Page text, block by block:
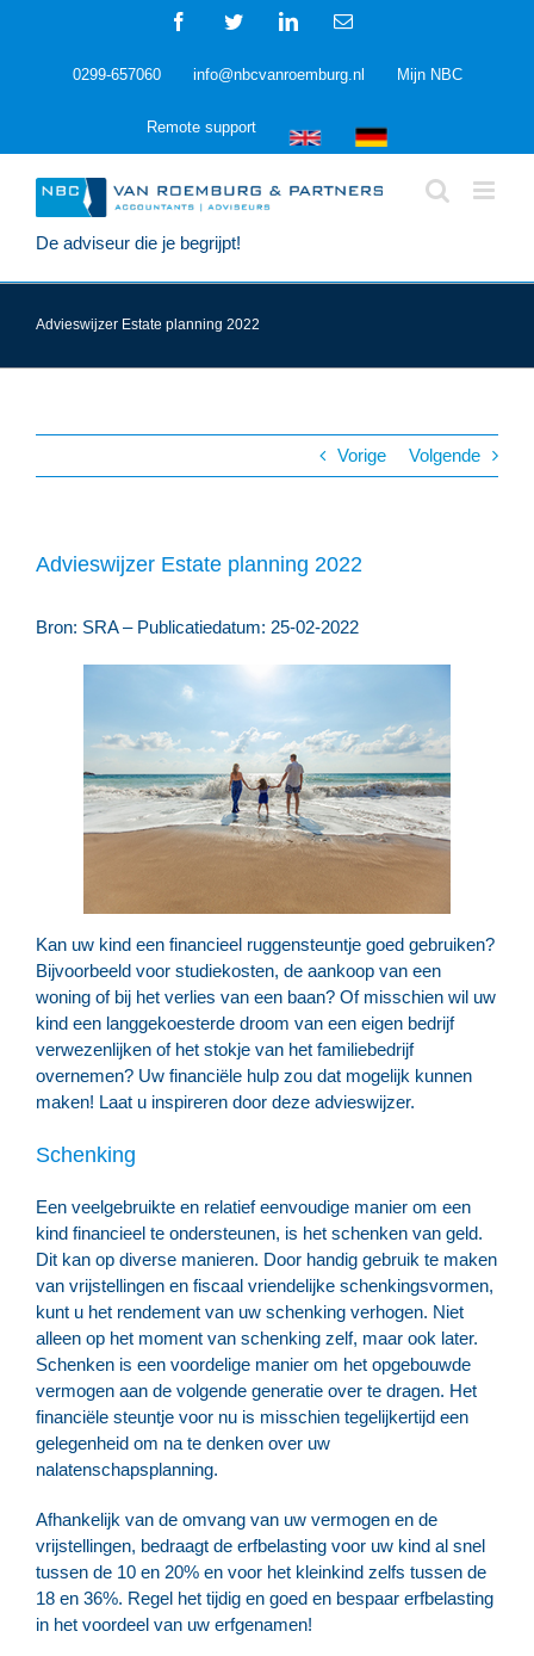
FacebookTwitterLinkedInE-
0299-657060 info@nbcvanroemburg.nl Mijn NBC
Remote support
De adviseur die je begrijpt!
Advieswijzer Estate planning 2022
Vorige Volgende
Advieswijzer Estate planning 2022
Bron: SRA – Publicatiedatum: 25-02-2022
Kan uw kind een financieel ruggensteuntje goed gebruiken?
Bijvoorbeeld voor studiekosten, de aankoop van een
woning of bij het verlies van een baan? Of misschien wil uw
kind een langgekoesterde droom van een eigen bedrijf
verwezenlijken of het stokje van het familiebedrijf
overnemen? Uw financiële hulp zou dat mogelijk kunnen
maken! Laat u inspireren door deze advieswijzer.
Schenking
Een veelgebruikte en relatief eenvoudige manier om een
kind financieel te ondersteunen, is het schenken van geld.
Dit kan op diverse manieren. Door handig gebruik te maken
van vrijstellingen en fiscaal vriendelijke schenkingsvormen,
kunt u het rendement van uw schenking verhogen. Niet
alleen op het moment van schenking zelf, maar ook later.
Schenken is een voordelige manier om het opgebouwde
vermogen aan de volgende generatie over te dragen. Het
financiële steuntje voor nu is misschien tegelijkertijd een
gelegenheid om na te denken over uw
nalatenschapsplanning.
Afhankelijk van de omvang van uw vermogen en de
vrijstellingen, bedraagt de erfbelasting voor uw kind al snel
tussen de 10 en 20% en voor het kleinkind zelfs tussen de
18 en 36%. Regel het tijdig en goed en bespaar erfbelasting
in het voordeel van uw erfgenamen!